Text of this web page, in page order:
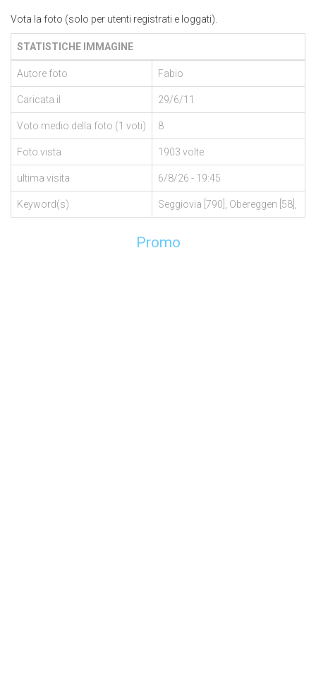
Vota la foto (solo per utenti registrati e loggati).
STATISTICHE IMMAGINE
Autore foto Fabio
Caricata il 29/6/11
Voto medio della foto (1 voti) 8
Foto vista 1903 volte
ultima visita 6/8/26 - 19:45
Keyword(s) Seggiovia [790], Obereggen [58],
Promo